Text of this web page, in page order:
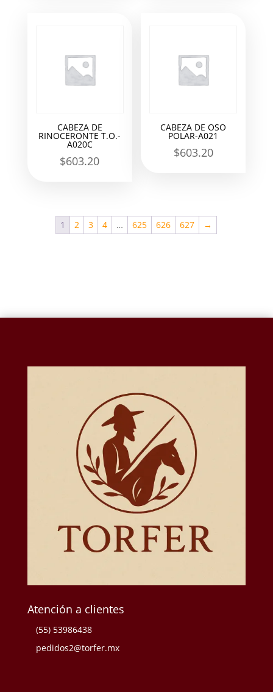
CABEZA DE
RINOCERONTE T.O.-
A020C
$603.20
CABEZA DE OSO
POLAR-A021
$603.20
1 2 3 4 … 625 626 627 →
Atención a clientes
(55) 53986438
pedidos2@torfer.mx